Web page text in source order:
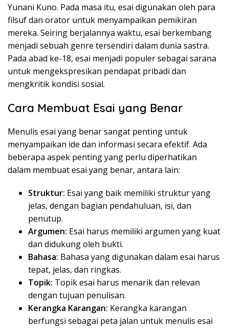
Yunani Kuno. Pada masa itu, esai digunakan oleh para
filsuf dan orator untuk menyampaikan pemikiran
mereka. Seiring berjalannya waktu, esai berkembang
menjadi sebuah genre tersendiri dalam dunia sastra.
Pada abad ke-18, esai menjadi populer sebagai sarana
untuk mengekspresikan pendapat pribadi dan
mengkritik kondisi sosial.
Cara Membuat Esai yang Benar
Menulis esai yang benar sangat penting untuk
menyampaikan ide dan informasi secara efektif. Ada
beberapa aspek penting yang perlu diperhatikan
dalam membuat esai yang benar, antara lain:
Struktur: Esai yang baik memiliki struktur yang
jelas, dengan bagian pendahuluan, isi, dan
penutup.
Argumen: Esai harus memiliki argumen yang kuat
dan didukung oleh bukti.
Bahasa: Bahasa yang digunakan dalam esai harus
tepat, jelas, dan ringkas.
Topik: Topik esai harus menarik dan relevan
dengan tujuan penulisan.
Kerangka Karangan: Kerangka karangan
berfungsi sebagai peta jalan untuk menulis esai